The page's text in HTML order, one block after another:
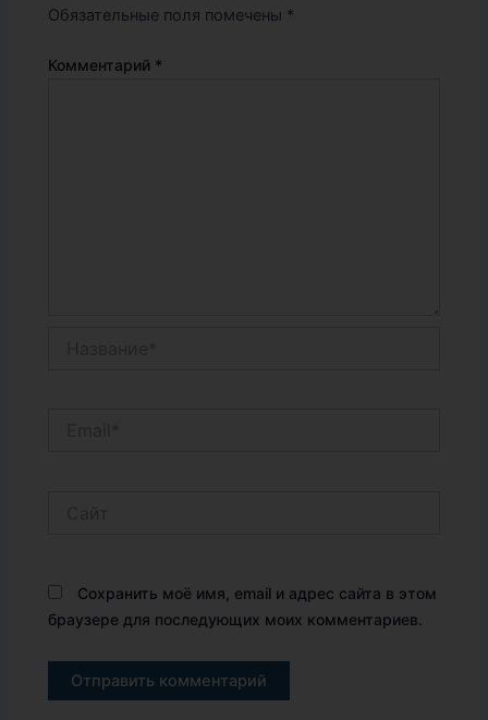
Обязательные поля помечены *
Комментарий *
Сохранить моё имя, email и адрес сайта в этом
браузере для последующих моих комментариев.